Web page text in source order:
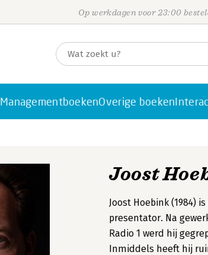
Op werkdagen voor 23:00
ManagementboekenOverige boeken
Joost
Joost Hoebink (1984)
presentator. Na
Radio 1 werd hij
Inmiddels heeft hij